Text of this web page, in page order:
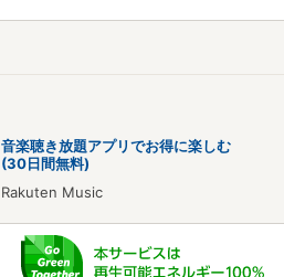
音楽聴き放題アプリでお得に楽しむ
(30日間無料)
Rakuten Music